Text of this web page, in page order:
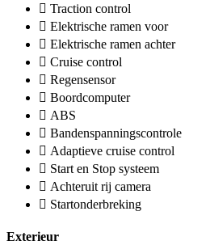
Traction control
Elektrische ramen voor
Elektrische ramen achter
Cruise control
Regensensor
Boordcomputer
ABS
Bandenspanningscontrole
Adaptieve cruise control
Start en Stop systeem
Achteruit rij camera
Startonderbreking
Exterieur